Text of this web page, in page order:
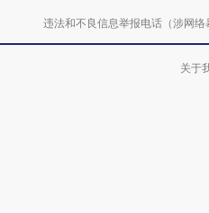
违法和不良信息举报电话（涉网
关于